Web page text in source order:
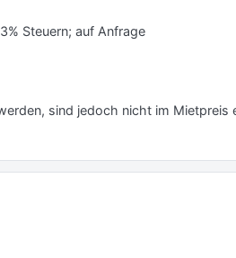
Steuern; auf Anfrage
sind jedoch nicht im Mietpreis